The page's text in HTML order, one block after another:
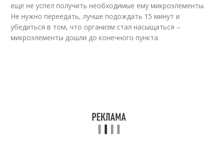
ещё не успел получить необходимые ему микроэлементы.
Не нужно переедать, лучше подождать 15 минут и
убедиться в том, что организм стал насыщаться –
микроэлементы дошли до конечного пункта.